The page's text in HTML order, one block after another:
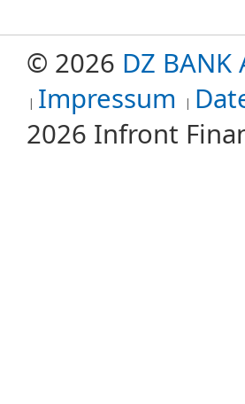
© 2026 DZ BANK
Impressum
2026 Infront